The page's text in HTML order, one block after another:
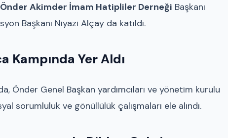
Akimder İmam Hatipliler Derneği Başkanı
Başkanı Niyazi Alçay da katıldı.
Kampında Yer Aldı
Önder Genel Başkan yardımcıları ve yönetim kurulu
sorumluluk ve gönüllülük çalışmaları ele alındı.